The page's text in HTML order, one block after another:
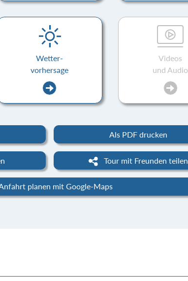
Wetter-
vorhersage
Videos
und Audio
Als PDF drucken
Tour mit Freunden teilen
planen mit Google-Maps